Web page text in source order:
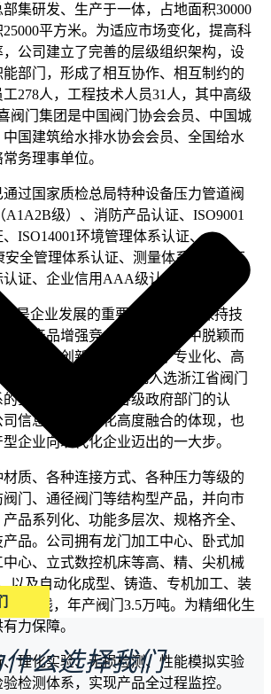
集研发、生产于一体，占地面积30000
平方米。为适应市场变化，提高科
公司建立了完善的层级组织架构，设
部门，形成了相互协作、相互制约的
278人，工程技术人员31人，其中高级
阀门集团是中国阀门协会会员、中国城
国建筑给水排水协会会员、全国给水
务理事单位。
过国家质检总局特种设备压力管道阀
A1A2B级）、消防产品认证、ISO9001
ISO14001环境管理体系认证、
安全管理体系认证、测量体系认证、五
证、企业信用AAA级认证。
”是企业发展的重要因素。只有保持技
的产品增强竞争力，在行业中脱颖而
积累和创新，公司荣获了专业化、高
年，公司成为首批入选浙江省阀门
企业，产品获得各级政府部门的认
信息化与工业化高度融合的体现，也
企业向现代化企业迈出的一大步。
质、各种连接方式、各种压力等级的
门、通径阀门等结构型产品，并向市
品系列化、功能多层次、规格齐全、
品。公司拥有龙门加工中心、卧式加
心、立式数控机床等高、精、尖机械
以及自动化成型、铸造、专机加工、装
生产线，年产阀门3.5万吨。为精细化生
力保障。
理化实验、无损检测、性能模拟实验
检测体系，实现产品全过程监控。
么选择我们